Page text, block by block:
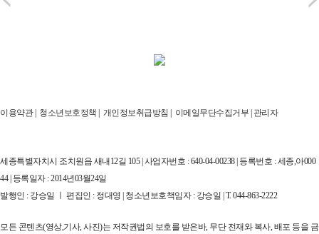
이용약관| 청소년보호정책 | 개인정보취급방침 | 이메일무단수집거부 | 관리자
세종특별자치시 조치원읍 새내12길 105 | 사업자번호 : 640-04-00238 | 등록번호 : 세종,아000
44 | 등록일자 : 2014년03월24일
발행인 : 강승일 ㅣ 편집인 : 정대영 | 청소년보호책임자 : 강승일 | T. 044-863-2222
모든 콘텐츠(영상,기사, 사진)는 저작권법의 보호를 받은바, 무단 전재와 복사, 배포 등을 금